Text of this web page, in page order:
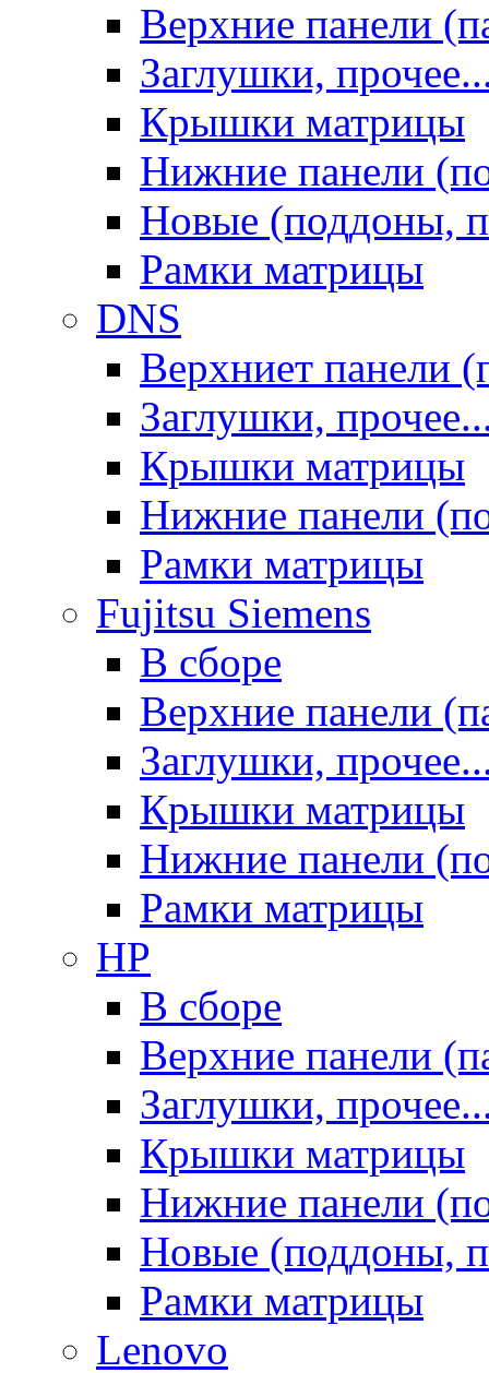
Верхние панели
Заглушки,
Крышки матрицы
Нижние панели
Новые (поддоны,
Рамки матрицы
DNS
Верхниет панели
Заглушки,
Крышки матрицы
Нижние панели
Рамки матрицы
Fujitsu Siemens
В сборе
Верхние панели
Заглушки,
Крышки матрицы
Нижние панели
Рамки матрицы
HP
В сборе
Верхние панели
Заглушки,
Крышки матрицы
Нижние панели
Новые (поддоны,
Рамки матрицы
Lenovo